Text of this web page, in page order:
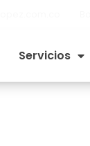
Servicios